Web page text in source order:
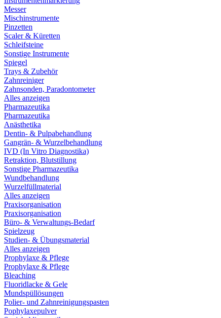
Messer
Mischinstrumente
Pinzetten
Scaler & Küretten
Schleifsteine
Sonstige Instrumente
Spiegel
Trays & Zubehör
Zahnreiniger
Zahnsonden, Paradontometer
Alles anzeigen
Pharmazeutika
Pharmazeutika
Anästhetika
Dentin- & Pulpabehandlung
Gangrän- & Wurzelbehandlung
IVD (In Vitro Diagnostika)
Retraktion, Blutstillung
Sonstige Pharmazeutika
Wundbehandlung
Wurzelfüllmaterial
Alles anzeigen
Praxisorganisation
Praxisorganisation
Büro- & Verwaltungs-Bedarf
Spielzeug
Studien- & Übungsmaterial
Alles anzeigen
Prophylaxe & Pflege
Prophylaxe & Pflege
Bleaching
Fluoridlacke & Gele
Mundspüllösungen
Polier- und Zahnreinigungspasten
Pophylaxepulver